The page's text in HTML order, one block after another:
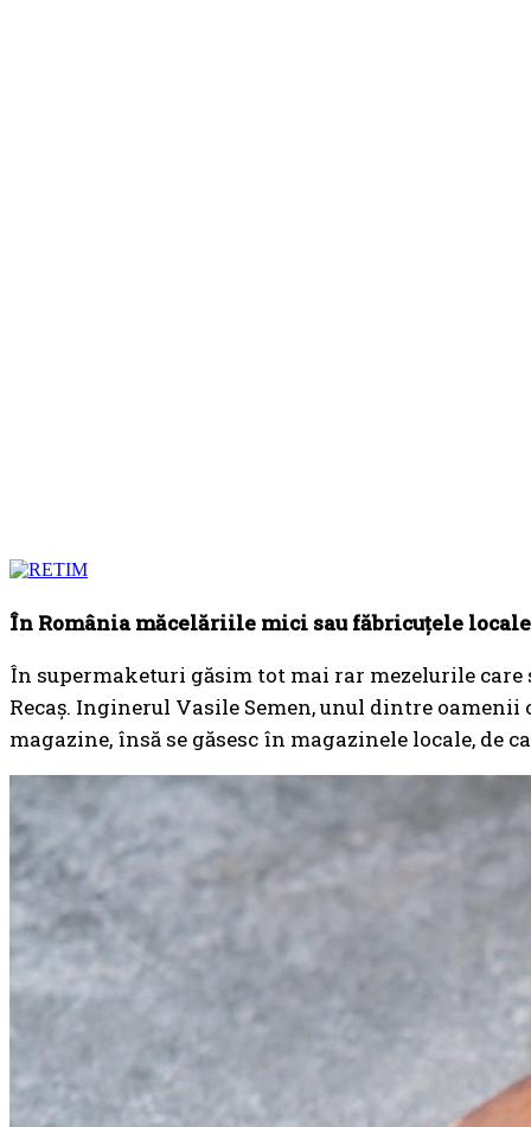
În România măcelăriile mici sau făbricuțele
În supermaketuri găsim tot mai rar mezelurile care
Recaș. Inginerul Vasile Semen, unul dintre
magazine, însă se găsesc în magazinele locale, de